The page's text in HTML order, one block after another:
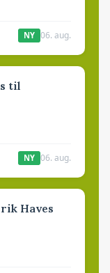
NY 06. aug.
til
NY 06. aug.
Haves